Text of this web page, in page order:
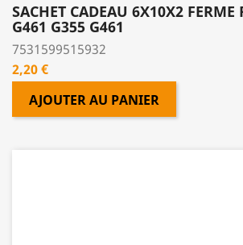
SACHET CADEAU 6X10X2 FERME
G461 G355 G461
7531599515932
Prix
2,20 €
AJOUTER AU PANIER